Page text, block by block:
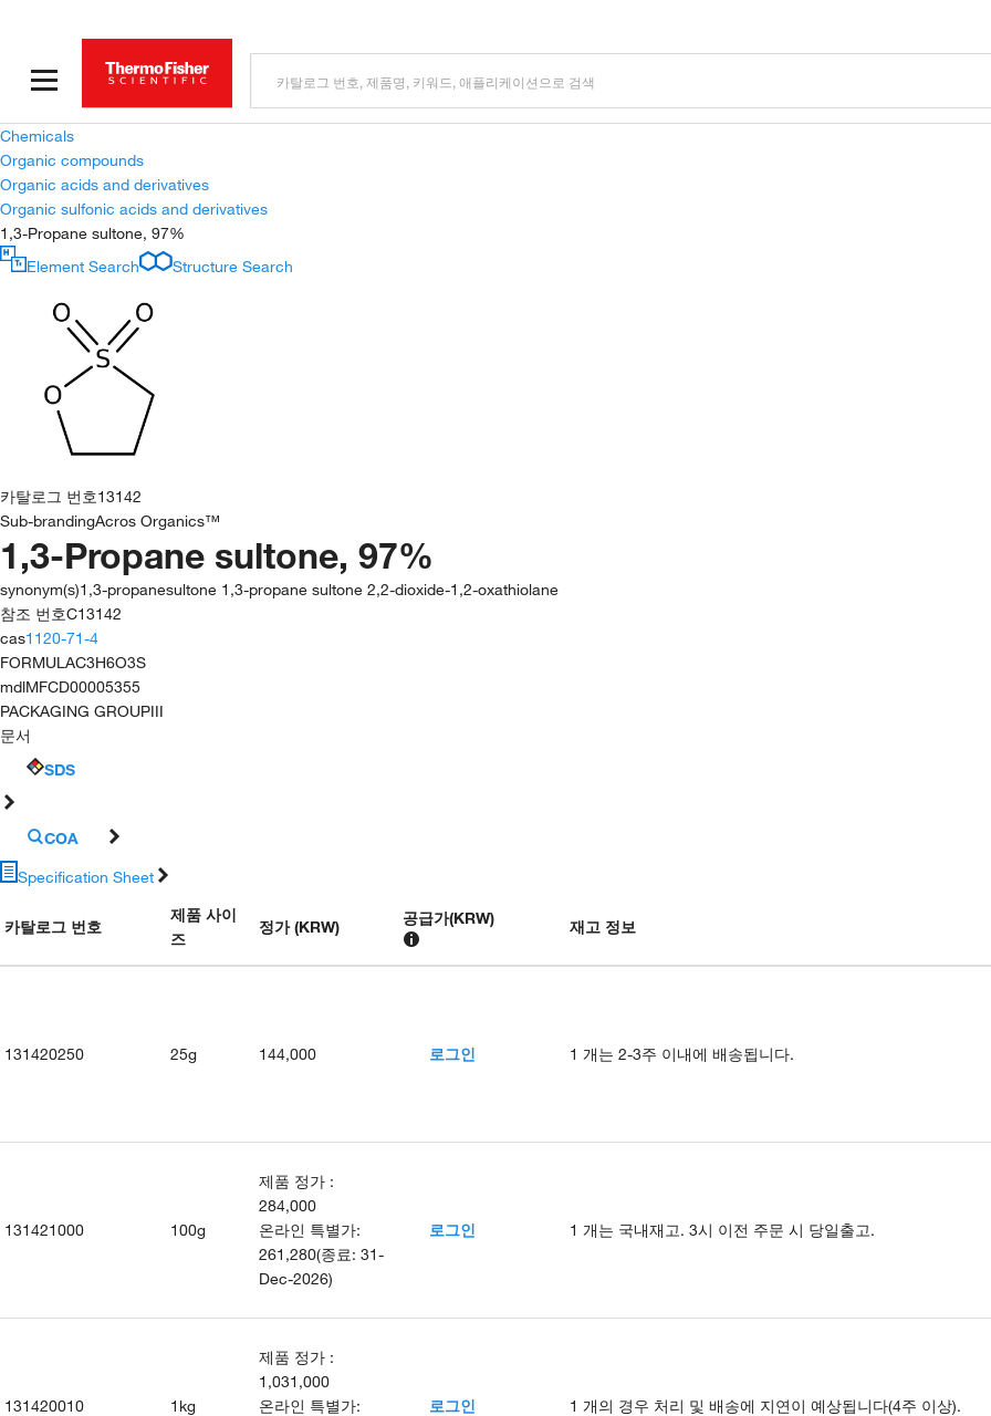
Chemicals
Organic compounds
Organic acids and derivatives
Organic sulfonic acids and derivatives
1,3-Propane sultone, 97%
Element Search
Structure Search
카탈로그 번호13142
Sub-brandingAcros Organics™
1,3-Propane sultone, 97%
synonym(s)1,3-propanesultone 1,3-propane sultone 2,2-dioxide-1,2-oxathiolane
참조 번호C13142
cas1120-71-4
FORMULAC3H6O3S
mdlMFCD00005355
PACKAGING GROUPIII
문서
SDS
COA
Specification Sheet
카탈로그 번호
제품 사이
즈
정가 (KRW) 공급가(KRW) 재고 정보
131420250 25g 144,000 로그인 1 개는 2-3주 이내에 배송됩니다.
131421000 100g
제품 정가 :
284,000
온라인 특별가:
261,280(종료: 31-
Dec-2026)
로그인 1 개는 국내재고. 3시 이전 주문 시 당일출고.
131420010 1kg
제품 정가 :
1,031,000
온라인 특별가:
로그인 1 개의 경우 처리 및 배송에 지연이 예상됩니다(4주 이상).